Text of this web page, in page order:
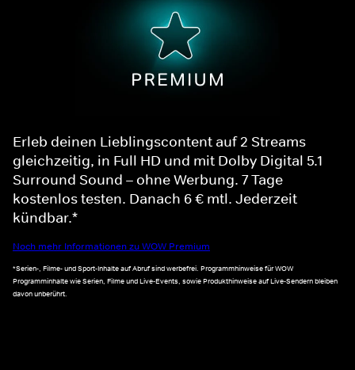
Erleb deinen Lieblingscontent auf 2 Streams
gleichzeitig, in Full HD und mit Dolby Digital 5.1
Surround Sound – ohne Werbung. 7 Tage
kostenlos testen. Danach 6 € mtl. Jederzeit
kündbar.*
Noch mehr Informationen zu WOW Premium
*Serien-, Filme- und Sport-Inhalte auf Abruf sind werbefrei. Programmhinweise für WOW
Programminhalte wie Serien, Filme und Live-Events, sowie Produkthinweise auf Live-Sendern bleiben
davon unberührt.